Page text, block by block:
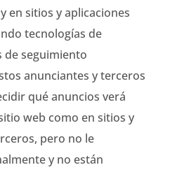
en sitios y aplicaciones
tecnologías de
de seguimiento
anunciantes y terceros
qué anuncios verá
web como en sitios y
pero no le
y no están